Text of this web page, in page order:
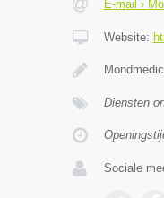
E-mail ›
Website:
Diensten
Sociale